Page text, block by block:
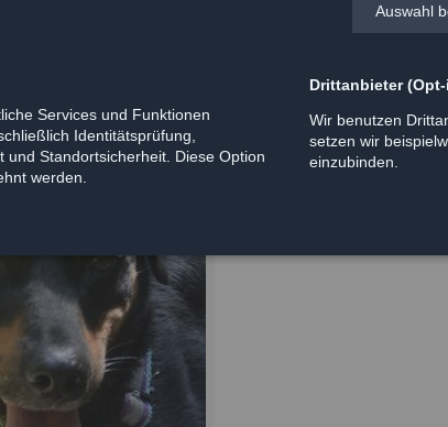
Auswahl
Services und Funktionen
Identitätsprüfung,
und Standortsicherheit. Diese Option
werden.
Drittanbieter
Wir benutzen
setzen wir
einzubinden.